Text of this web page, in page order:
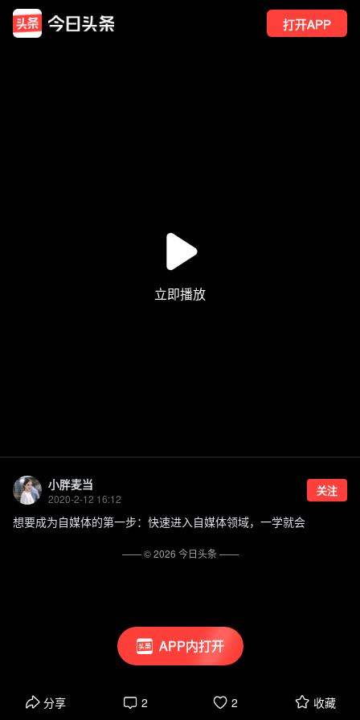
打开APP
APP内打开
小胖麦当
2020-2-12 16:12
关注
想要成为自媒体的第一步：快速进入自媒体领域，一学就会
分享 2 2 收藏
—— ©2026 今日头条——